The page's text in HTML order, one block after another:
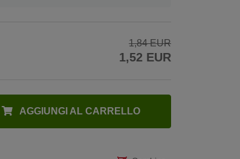
1,84 EUR
1,52 EUR
AGGIUNGI AL CARRELLO